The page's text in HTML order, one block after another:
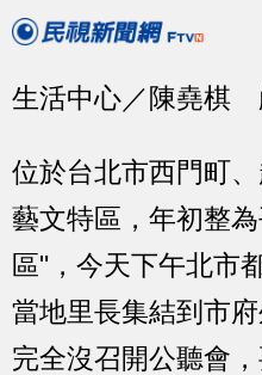
生活中心／陳堯
位於台北市西門町
藝文特區，年初整
區"，今天下午北市
當地里長集結到市
完全沒召開公聽會